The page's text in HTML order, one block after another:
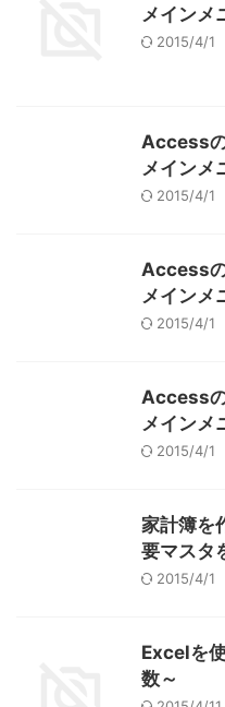
メイン
2015/4/1
Access
メイン
2015/4/1
Access
メインメ
2015/4/1
Access
メインメ
2015/4/1
家計簿
要マスタ
2015/4/1
Excelを
数～